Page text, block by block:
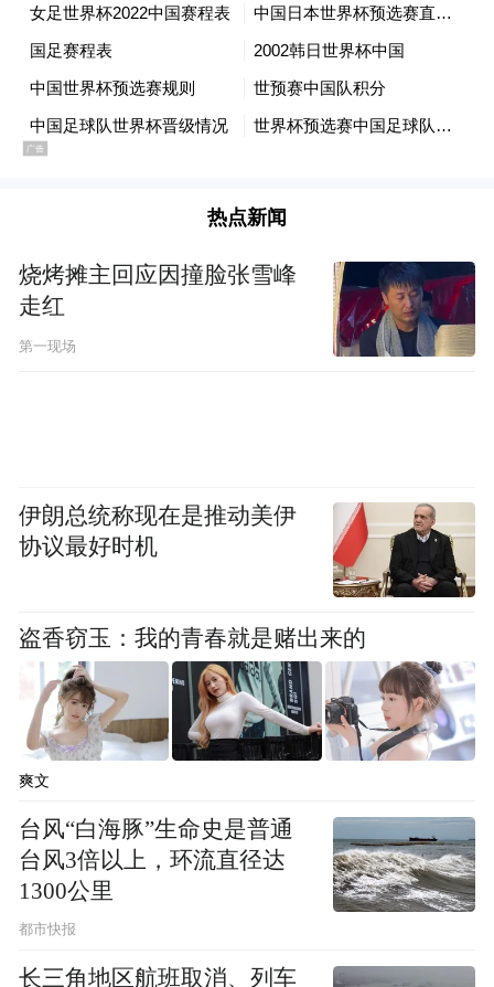
热点新闻
烧烤摊主回应因撞脸张雪峰
走红
第一现场
伊朗总统称现在是推动美伊
协议最好时机
盗香窃玉：我的青春就是赌出来的
爽文
台风“白海豚”生命史是普通
台风3倍以上，环流直径达
1300公里
都市快报
长三角地区航班取消、列车